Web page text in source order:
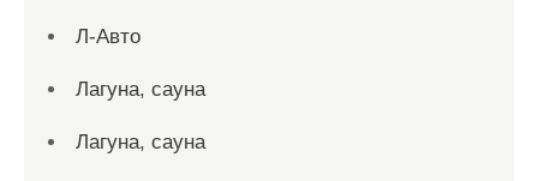
Л-Авто
Лагуна, сауна
Лагуна, сауна